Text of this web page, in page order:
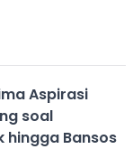
Aspirasi
soal
hingga Bansos